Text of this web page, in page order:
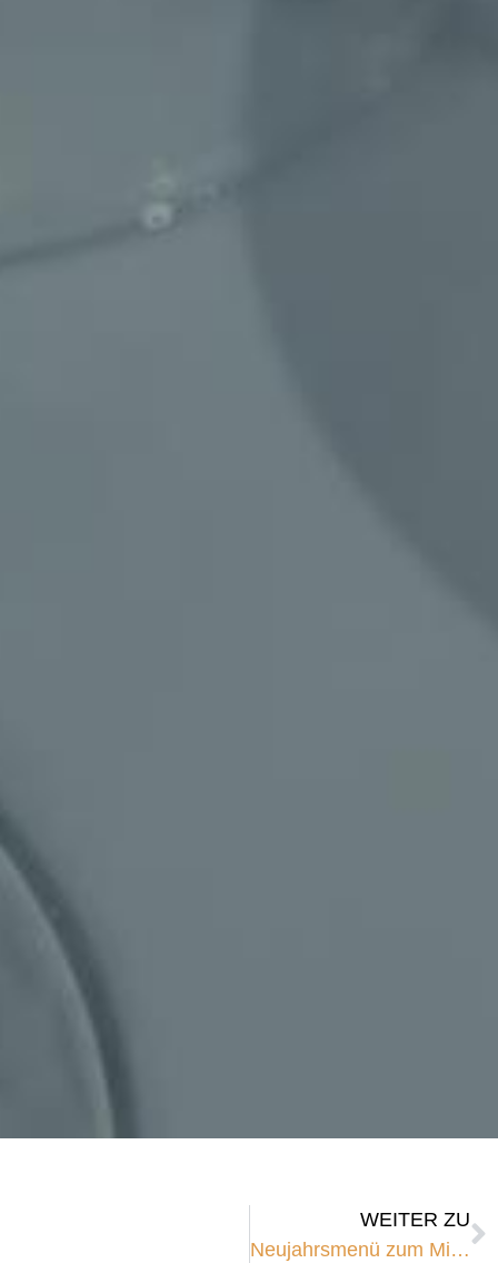
WEITER ZU
Neujahrsmenü zum Mitnehmen in Vannes